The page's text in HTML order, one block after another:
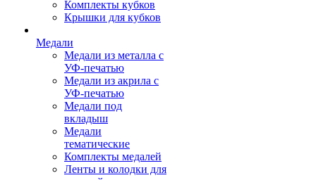
Комплекты кубков
Крышки для кубков
Медали
Медали из металла с
УФ-печатью
Медали из акрила с
УФ-печатью
Медали под
вкладыш
Медали
тематические
Комплекты медалей
Ленты и колодки для